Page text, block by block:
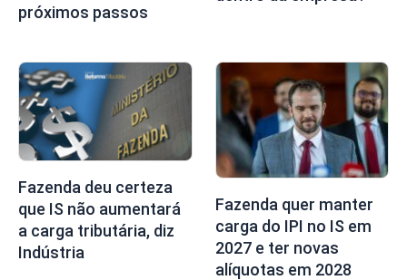
próximos passos
Fazenda deu certeza
que IS não aumentará
a carga tributária, diz
Indústria
Fazenda quer manter
carga do IPI no IS em
2027 e ter novas
alíquotas em 2028